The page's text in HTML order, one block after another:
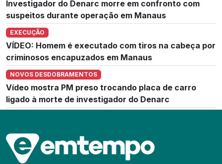
Investigador do Denarc morre em confronto com
suspeitos durante operação em Manaus
EXECUÇÃO
VÍDEO: Homem é executado com tiros na cabeça por
criminosos encapuzados em Manaus
NOVOS DESDOBRAMENTOS
Vídeo mostra PM preso trocando placa de carro
ligado à morte de investigador do Denarc